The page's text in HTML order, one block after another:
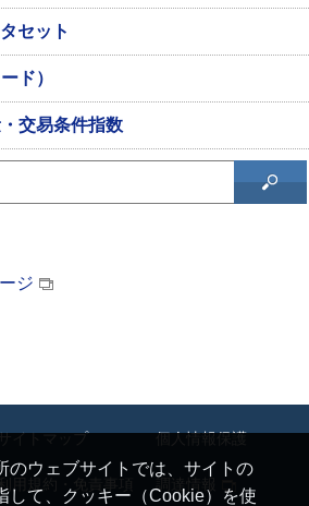
セット
ド）
交易条件指数
ジ
のウェブサイトでは、サイトの
して、クッキー（Cookie）を使
イトマップ 個人情報保護
用規約・免責事項